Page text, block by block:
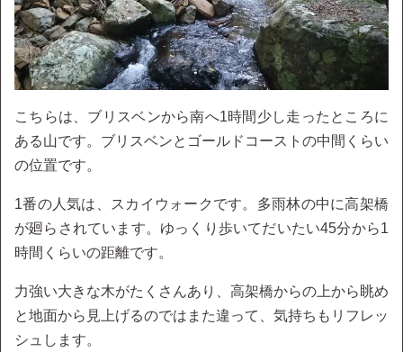
こちらは、ブリスベンから南へ1時間少し走ったところに
ある山です。ブリスベンとゴールドコーストの中間くらい
の位置です。
1番の人気は、スカイウォークです。多雨林の中に高架橋
が廻らされています。ゆっくり歩いてだいたい45分から1
時間くらいの距離です。
力強い大きな木がたくさんあり、高架橋からの上から眺め
と地面から見上げるのではまた違って、気持ちもリフレッ
シュします。